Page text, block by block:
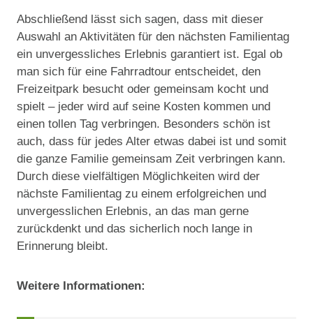
Abschließend lässt sich sagen, dass mit dieser
Auswahl an Aktivitäten für den nächsten Familientag
ein unvergessliches Erlebnis garantiert ist. Egal ob
man sich für eine Fahrradtour entscheidet, den
Freizeitpark besucht oder gemeinsam kocht und
spielt – jeder wird auf seine Kosten kommen und
einen tollen Tag verbringen. Besonders schön ist
auch, dass für jedes Alter etwas dabei ist und somit
die ganze Familie gemeinsam Zeit verbringen kann.
Durch diese vielfältigen Möglichkeiten wird der
nächste Familientag zu einem erfolgreichen und
unvergesslichen Erlebnis, an das man gerne
zurückdenkt und das sicherlich noch lange in
Erinnerung bleibt.
Weitere Informationen: